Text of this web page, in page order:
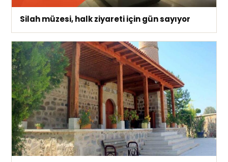
Silah müzesi, halk ziyareti için gün sayıyor